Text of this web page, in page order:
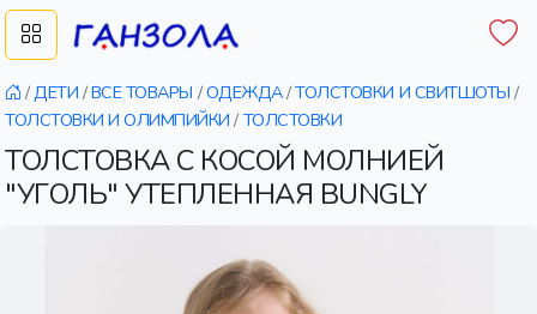
/ДЕТИ /ВСЕ ТОВАРЫ /ОДЕЖДА/ТОЛСТОВКИ И СВИТШОТЫ /
ТОЛСТОВКИ И ОЛИМПИЙКИ / ТОЛСТОВКИ
ТОЛСТОВКА С КОСОЙ МОЛНИЕЙ
"УГОЛЬ" УТЕПЛЕННАЯ BUNGLY